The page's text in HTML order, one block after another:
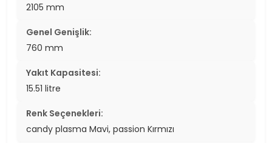
2105 mm
Genel Genişlik:
760 mm
Yakıt Kapasitesi:
15.51 litre
Renk Seçenekleri:
candy plasma Mavi, passion Kırmızı